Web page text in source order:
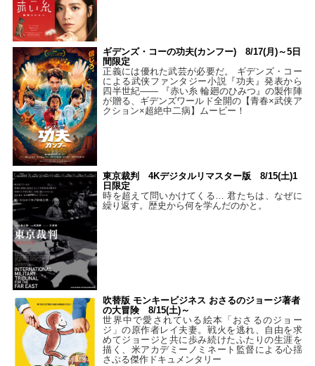
ギデンズ・コーの功夫(カンフー) 8/17(月)～5日
間限定
正義には優れた武芸が必要だ。 ギデンズ・コー
による武侠ファンタジー小説『功夫』発表から
四半世紀―― 『赤い糸 輪廻のひみつ』の製作陣
が贈る、ギデンズワールド全開の【青春×武侠ア
クション×超絶中二病】ムービー！
東京裁判 4Kデジタルリマスター版 8/15(土)1
日限定
時を超えて問いかけてくる… 君たちは、なぜに
繰り返す。歴史から何を学んだのかと。
吹替版 モンキービジネス おさるのジョージ著者
の大冒険 8/15(土)～
世界中で愛されている絵本「おさるのジョー
ジ」の原作者レイ夫妻。戦火を逃れ、自由を求
めてジョージと共に歩み続けたふたりの生涯を
描く、米アカデミーノミネート監督による心揺
さぶる傑作ドキュメンタリー